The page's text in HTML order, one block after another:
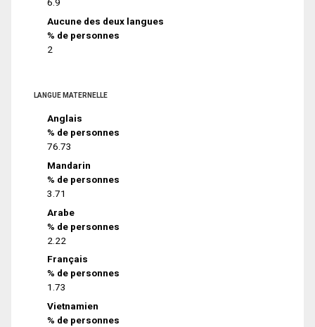
6.9
Aucune des deux langues
% de personnes
2
LANGUE MATERNELLE
Anglais
% de personnes
76.73
Mandarin
% de personnes
3.71
Arabe
% de personnes
2.22
Français
% de personnes
1.73
Vietnamien
% de personnes